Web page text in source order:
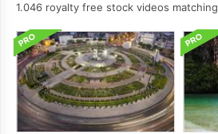
1.046 royalty free stock videos matching